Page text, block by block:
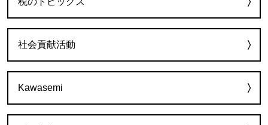
社会貢献活動
Kawasemi